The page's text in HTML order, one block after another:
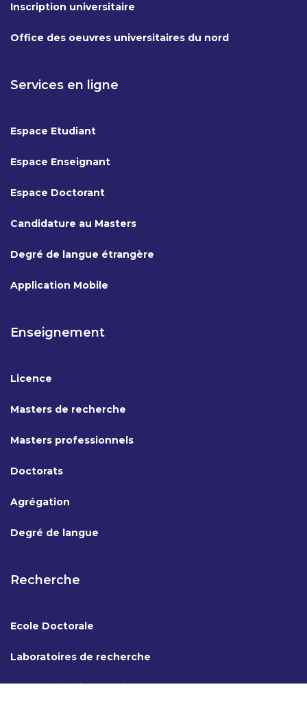
Inscription universitaire
Office des oeuvres universitaires du nord
Services en ligne
Espace Etudiant
Espace Enseignant
Espace Doctorant
Candidature au Masters
Degré de langue étrangère
Application Mobile
Enseignement
Licence
Masters de recherche
Masters professionnels
Doctorats
Agrégation
Degré de langue
Recherche
Ecole Doctorale
Laboratoires de recherche
Coopération internationale